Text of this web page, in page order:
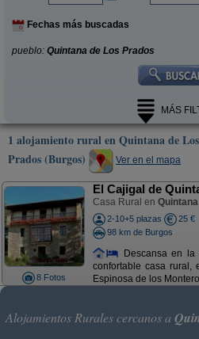
Fechas más buscadas
pueblo: Quintana de Los Prados
MÁS
1 alojamiento rural en Quintana de Los
Prados (Burgos)
Ver en el mapa
8 Fotos
El Cajigal de
Casa Rural en
2-10+5 plazas
25 €
98 km de Burgos
Descansa en
confortable casa rural,
Espinosa de los
Alojamientos Rurales cercanos a